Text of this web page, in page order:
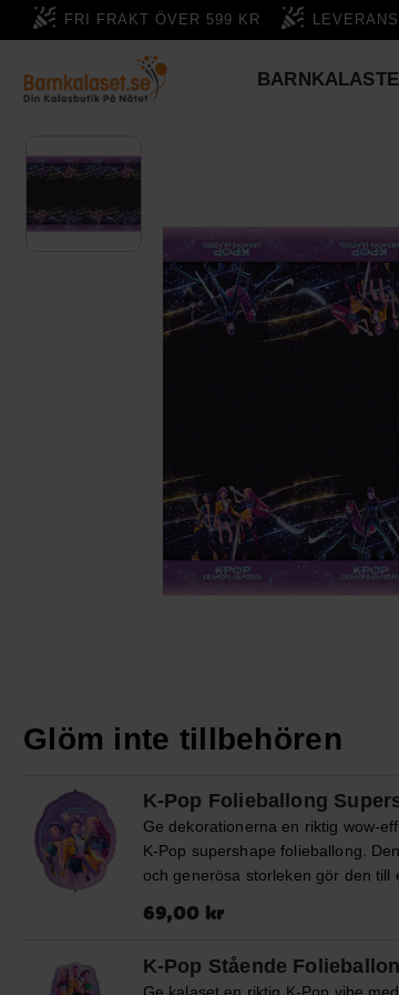
FRI FRAKT ÖVER 599 KR
Glöm inte tillbehören
K-Pop Folieballong
Ge dekorationerna en riktig wow-
K-Pop supershape folieballong.
och generösa storleken gör den till
Ballongen mäter ca 100 × 73 cm
sugrör för enkel uppblåsning samt
Pris :69,00 kr
69,00 kr
K-Pop Stående
Ge kalaset en riktig K-Pop vibe